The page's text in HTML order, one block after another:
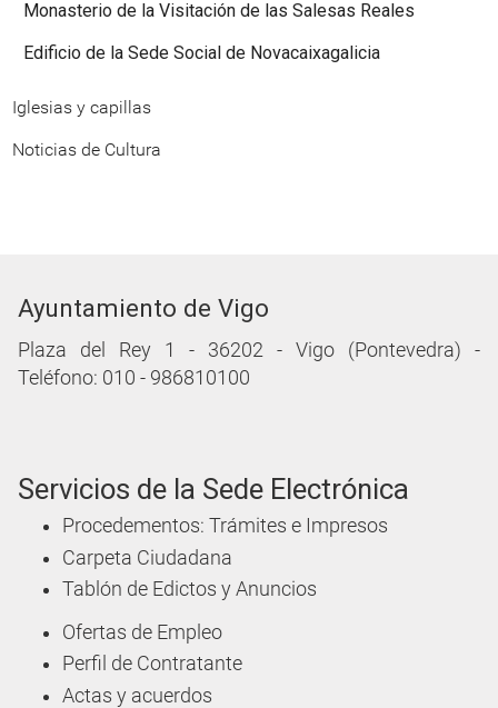
Monasterio de la Visitación de las Salesas Reales
Edificio de la Sede Social de Novacaixagalicia
Iglesias y capillas
Noticias de Cultura
Ayuntamiento de Vigo
Plaza del Rey 1 - 36202 - Vigo (Pontevedra) -
Teléfono: 010 - 986810100
Servicios de la Sede Electrónica
Procedementos: Trámites e Impresos
Carpeta Ciudadana
Tablón de Edictos y Anuncios
Ofertas de Empleo
Perfil de Contratante
Actas y acuerdos